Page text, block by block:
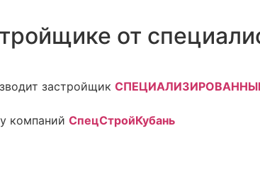
от
застройщик
компаний СпецСтройКубань